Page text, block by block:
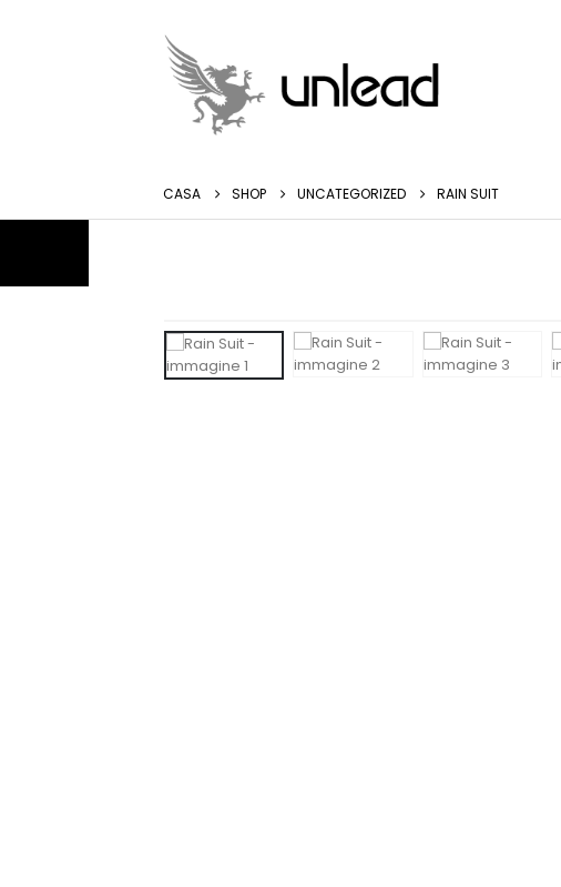
CASA SHOP UNCATEGORIZED RAIN SUIT